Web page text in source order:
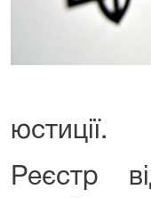
юстиції.
Реєстр